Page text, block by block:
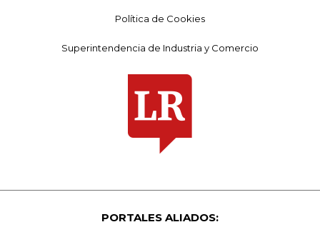
Política de Cookies
Superintendencia de Industria y Comercio
PORTALES ALIADOS: